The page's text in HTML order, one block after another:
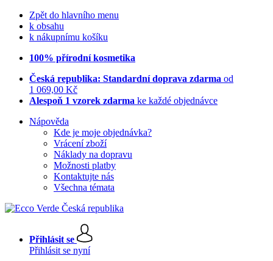
Zpět do hlavního menu
k obsahu
k nákupnímu košíku
100% přírodní kosmetika
Česká republika: Standardní doprava zdarma od
1 069,00 Kč
Alespoň 1 vzorek zdarma ke každé objednávce
Nápověda
Kde je moje objednávka?
Vrácení zboží
Náklady na dopravu
Možnosti platby
Kontaktujte nás
Všechna témata
Přihlásit se
Přihlásit se nyní